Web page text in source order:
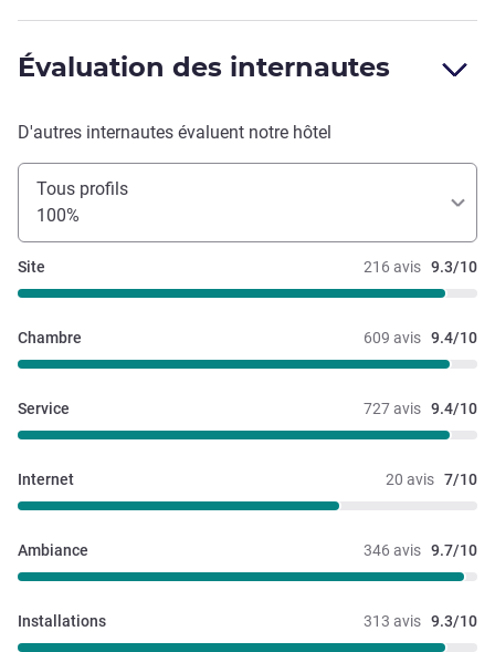
Évaluation des internautes
D'autres internautes évaluent notre hôtel
Tous profils
100%
216 avis 9.3/10
Site
609 avis 9.4/10
Chambre
727 avis 9.4/10
Service
20 avis 7/10
Internet
346 avis 9.7/10
Ambiance
313 avis 9.3/10
Installations